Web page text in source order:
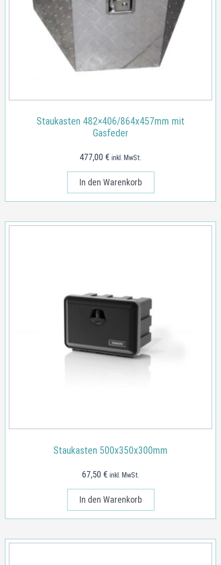
Staukasten 482×406/864x457mm mit
Gasfeder
477,00 € inkl. MwSt.
In den Warenkorb
Staukasten 500x350x300mm
67,50 € inkl. MwSt.
In den Warenkorb